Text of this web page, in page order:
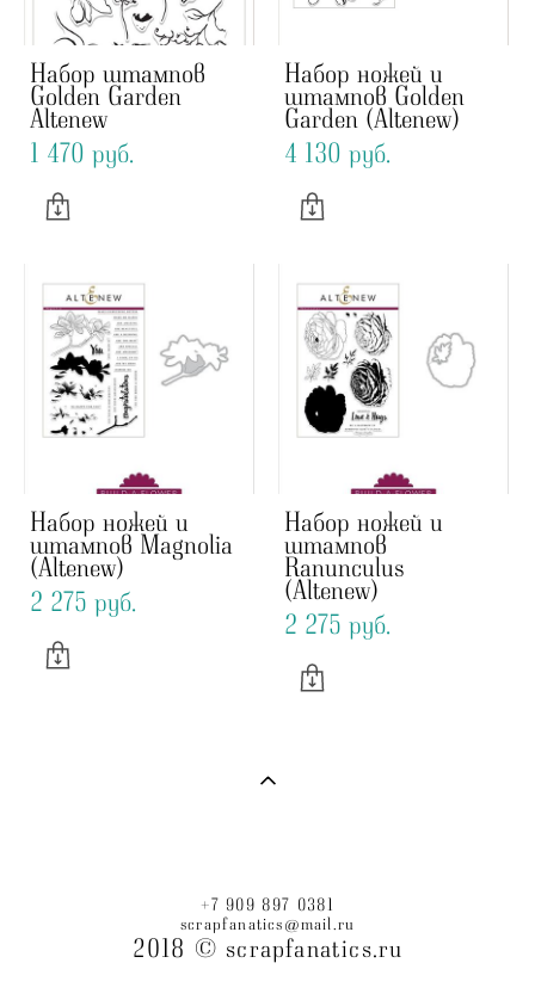
Набор штампов
Golden Garden
Altenew
1 470 pуб.
Набор ножей и
штампов Golden
Garden (Altenew)
4 130 pуб.
Набор ножей и
штампов Magnolia
(Altenew)
2 275 pуб.
Набор ножей и
штампов
Ranunculus
(Altenew)
2 275 pуб.
+7 909 897 0381
scrapfanatics@mail.ru
2018 © scrapfanatics.ru